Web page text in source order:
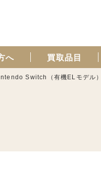
へ 買取品目
Switch（有機ELモデル